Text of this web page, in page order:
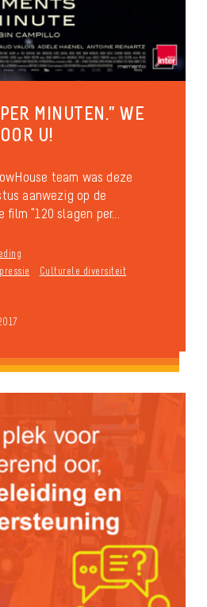
MINUTEN.” WE
U!
team was deze
aanwezig op de
“120 slagen per...
Culturele diversiteit